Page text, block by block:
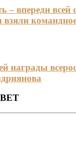
– впереди всей
награды